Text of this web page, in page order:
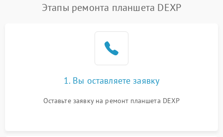
Этапы ремонта планшета DEXP
1. Вы оставляете заявку
Оставьте заявку на ремонт планшета DEXP